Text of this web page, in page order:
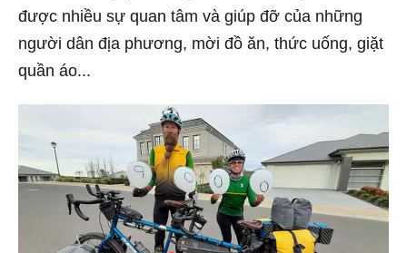
được nhiều sự quan tâm và giúp đỡ của những
người dân địa phương, mời đồ ăn, thức uống, giặt
quần áo...